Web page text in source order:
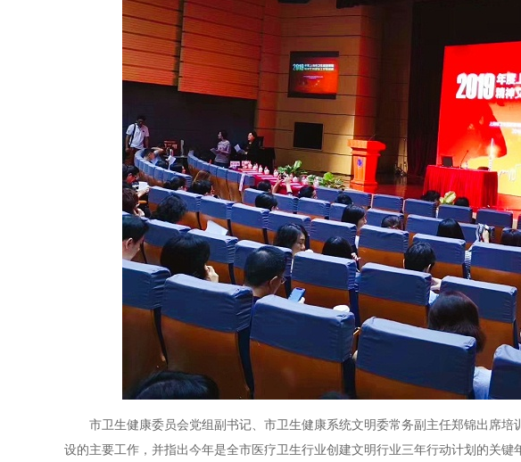
市卫生健康委员会党组副书记、市卫生健康系统文明委常务副主任郑锦出席
设的主要工作，并指出今年是全市医疗卫生行业创建文明行业三年行动计划的关